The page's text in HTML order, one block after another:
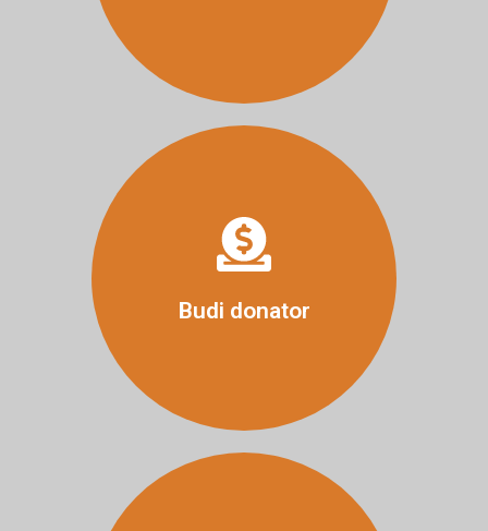
Budi donator
Više